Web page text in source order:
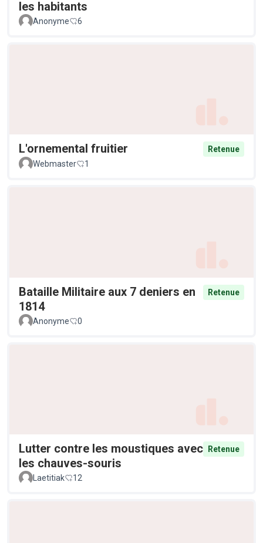
les habitants
Anonyme 6
L'ornemental fruitier
Retenue
Webmaster
1
Bataille Militaire aux 7 deniers en
1814
Retenue
Anonyme 0
Lutter contre les moustiques avec
les chauves-souris
Retenue
Laetitiak 12